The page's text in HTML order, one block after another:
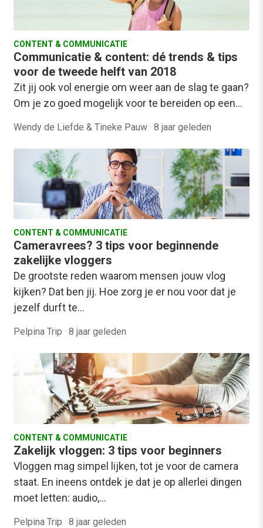
CONTENT & COMMUNICATIE
Communicatie & content: dé trends & tips
voor de tweede helft van 2018
Zit jij ook vol energie om weer aan de slag te gaan?
Om je zo goed mogelijk voor te bereiden op een…
Wendy de Liefde & Tineke Pauw · 8 jaar geleden
CONTENT & COMMUNICATIE
Cameravrees? 3 tips voor beginnende
zakelijke vloggers
De grootste reden waarom mensen jouw vlog
kijken? Dat ben jij. Hoe zorg je er nou voor dat je
jezelf durft te…
Pelpina Trip · 8 jaar geleden
CONTENT & COMMUNICATIE
Zakelijk vloggen: 3 tips voor beginners
Vloggen mag simpel lijken, tot je voor de camera
staat. En ineens ontdek je dat je op allerlei dingen
moet letten: audio,…
Pelpina Trip · 8 jaar geleden